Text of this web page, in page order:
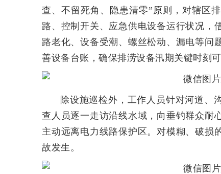
查、不留死角、隐患清零”原则，对辖区
路、控制开关、应急供电设备运行状况，
路老化、设备受潮、螺丝松动、漏电等问
善设备台账，确保排涝设备汛期关键时刻可
除设施巡检外，工作人员针对河道、
查人员逐一走访沿线水域，向垂钓群众耐
主动远离电力线路保护区。对模糊、破损
故发生。